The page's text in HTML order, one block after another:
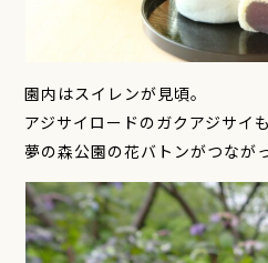
園内はスイレンが見頃。
アジサイロードのガクアジサイ
夢の森公園の花バトンがつなが